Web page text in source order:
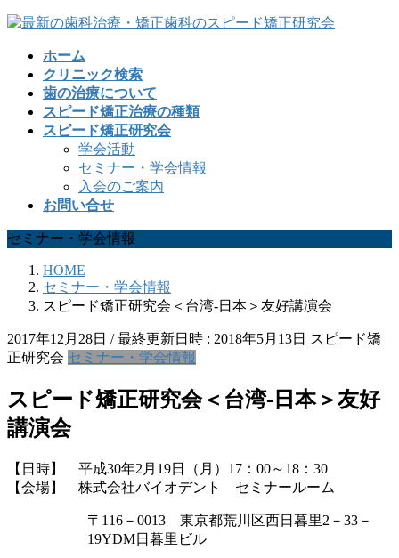
コ
ナ
ホーム
クリニック検索
歯の治療について
スピード矯正治療の種類
スピード矯正研究会
学会活動
セミナー・学会情報
入会のご案内
お問い合せ
セミナー・学会情報
HOME
セミナー・学会情報
スピード矯正研究会＜台湾-日本＞友好講演会
2017年12月28日 / 最終更新日時 : 2018年5月13日 スピード矯
正研究会 セミナー・学会情報
スピード矯正研究会＜台湾-日本＞友好
講演会
【日時】 平成30年2月19日（月）17：00～18：30
【会場】 株式会社バイオデント セミナールーム
〒116－0013 東京都荒川区西日暮里2－33－
19YDM日暮里ビル